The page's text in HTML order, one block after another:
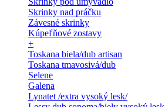
Skrinky nad práčku
Závesné skrinky
Kúpeľňové zostavy
+
Toskana biela/dub artisan
Toskana tmavosivá/dub
Selene
Galena
Lynatet /extra vysoký lesk/